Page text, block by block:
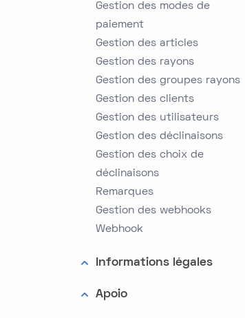
Gestion des modes de
paiement
Gestion des articles
Gestion des rayons
Gestion des groupes rayons
Gestion des clients
Gestion des utilisateurs
Gestion des déclinaisons
Gestion des choix de
déclinaisons
Remarques
Gestion des webhooks
Webhook
Informations légales
Apoio